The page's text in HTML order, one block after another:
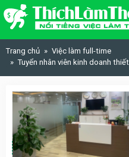
Skip to content
Trang chủ
Việc làm full-time
Tuyển nhân viên kinh doanh